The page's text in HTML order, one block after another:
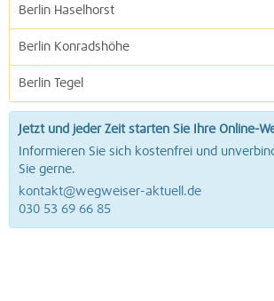
Berlin Haselhorst
Berlin Konradshöhe
Berlin Tegel
Jetzt und jeder Zeit starten Sie Ihre Online-
Informieren Sie sich kostenfrei und
Sie gerne.
kontakt@wegweiser-aktuell.de
030 53 69 66 85